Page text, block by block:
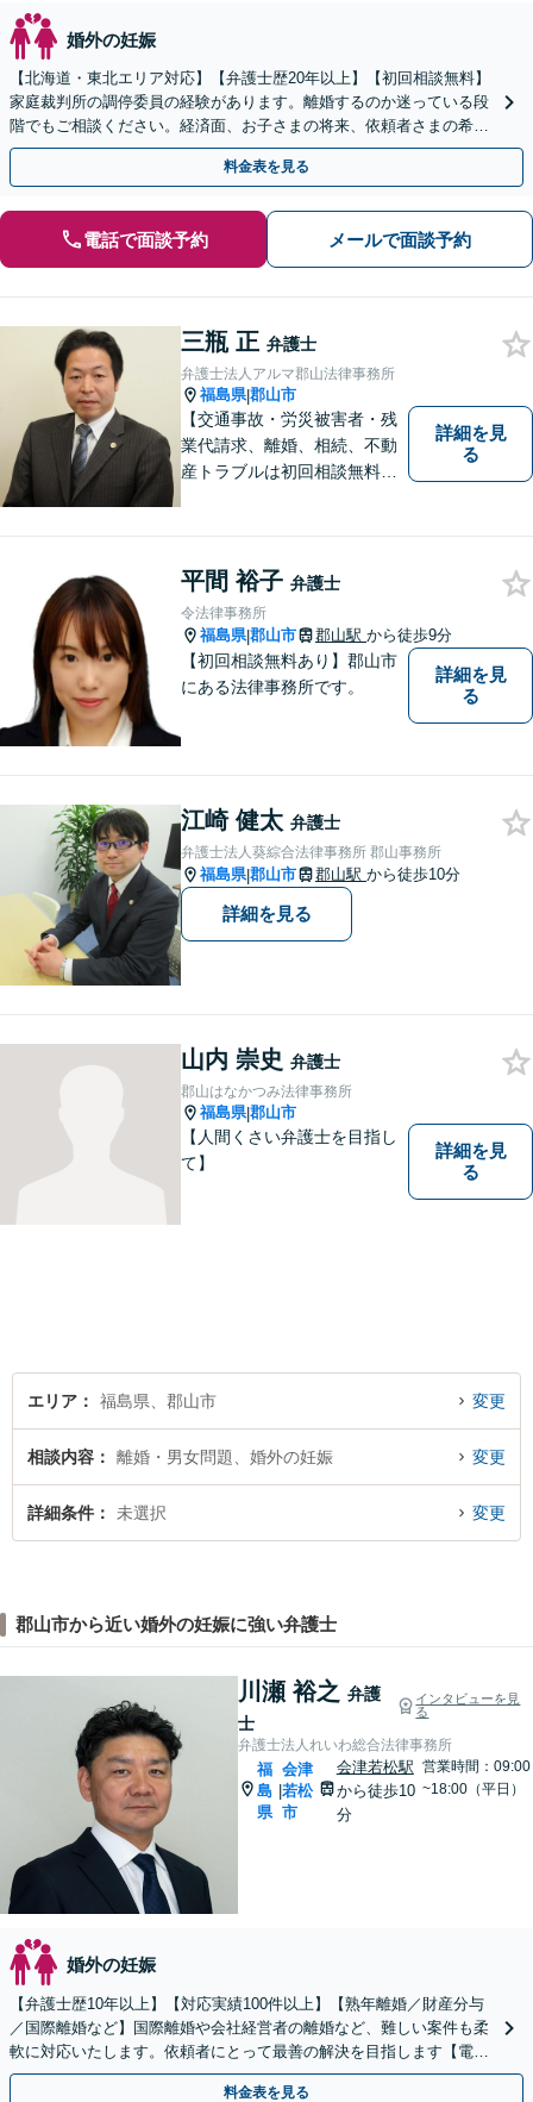
婚外の妊娠
【北海道・東北エリア対応】【弁護士歴20年以上】【初回相談無料】
家庭裁判所の調停委員の経験があります。離婚するのか迷っている段
階でもご相談ください。経済面、お子さまの将来、依頼者さまの希望
を考慮した最善の解決策をご提案します。
料金表を見る
電話で面談予約 メールで面談予約
三瓶 正 弁護士
弁護士法人アルマ郡山法律事務所
福島県|郡山市
【交通事故・労災被害者・残
業代請求、離婚、相続、不動
産トラブルは初回相談無料】
も可能】
詳細を見
る
平間 裕子 弁護士
令法律事務所
福島県|郡山市 郡山駅 から徒歩9分
【初回相談無料あり】郡山市
にある法律事務所です。
詳細を見
る
江崎 健太 弁護士
弁護士法人葵綜合法律事務所 郡山事務所
福島県|郡山市 郡山駅 から徒歩10分
詳細を見る
山内 崇史 弁護士
郡山はなかつみ法律事務所
福島県|郡山市
【人間くさい弁護士を目指し
て】
詳細を見
る
エリア 福島県、郡山市 変更
相談内容 離婚・男女問題、婚外の妊娠 変更
詳細条件 未選択 変更
郡山市から近い婚外の妊娠に強い弁護士
川瀬 裕之 弁護
士
インタビューを見
る
弁護士法人れいわ総合法律事務所
福
島
県
会津
若松
市
会津若松駅
から徒歩10
分
営業時間：09:00
~18:00（平日）
婚外の妊娠
【弁護士歴10年以上】【対応実績100件以上】【熟年離婚／財産分与
／国際離婚など】国際離婚や会社経営者の離婚など、難しい案件も柔
軟に対応いたします。依頼者にとって最善の解決を目指します【電話
／ビデオ面談OK】【子連れ相談可】
料金表を見る